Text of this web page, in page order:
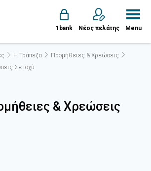
1bank Νέος πελάτης Menu
Η Τράπεζα
Προμήθειες & Χρεώσεις
Σε ισχύ
& Χρεώσεις